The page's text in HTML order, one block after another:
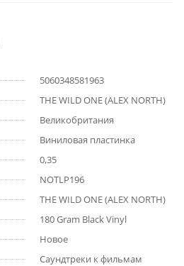
5060348581963
THE WILD ONE (ALEX NORTH)
Великобритания
Виниловая пластинка
0,35
NOTLP196
THE WILD ONE (ALEX NORTH)
180 Gram Black Vinyl
Новое
Саундтреки к фильмам